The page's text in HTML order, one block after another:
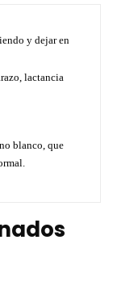
y dejar en
lactancia
blanco, que